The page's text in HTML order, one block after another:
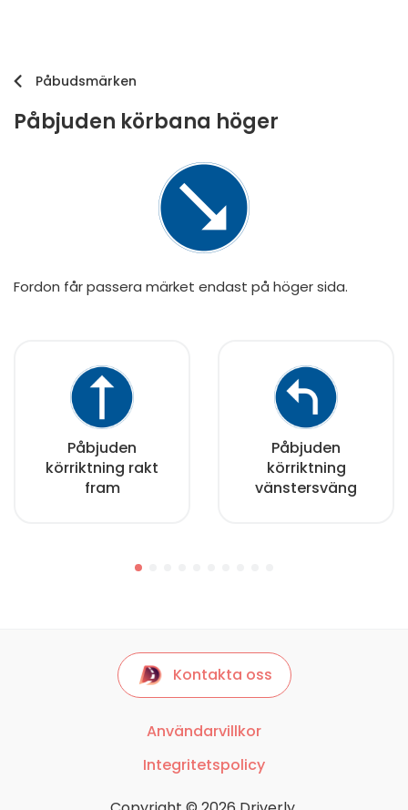
Påbudsmärken
Påbjuden körbana höger
Fordon får passera märket endast på höger sida.
Påbjuden
körriktning rakt
fram
Påbjuden
körriktning
vänstersväng
Kontakta oss
Användarvillkor
Integritetspolicy